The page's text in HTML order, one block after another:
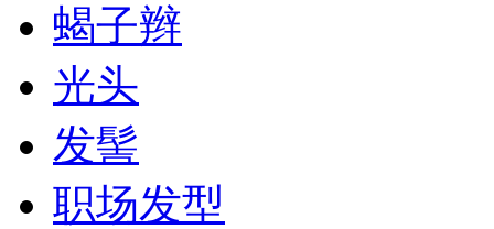
蝎子辫
光头
发髻
职场发型